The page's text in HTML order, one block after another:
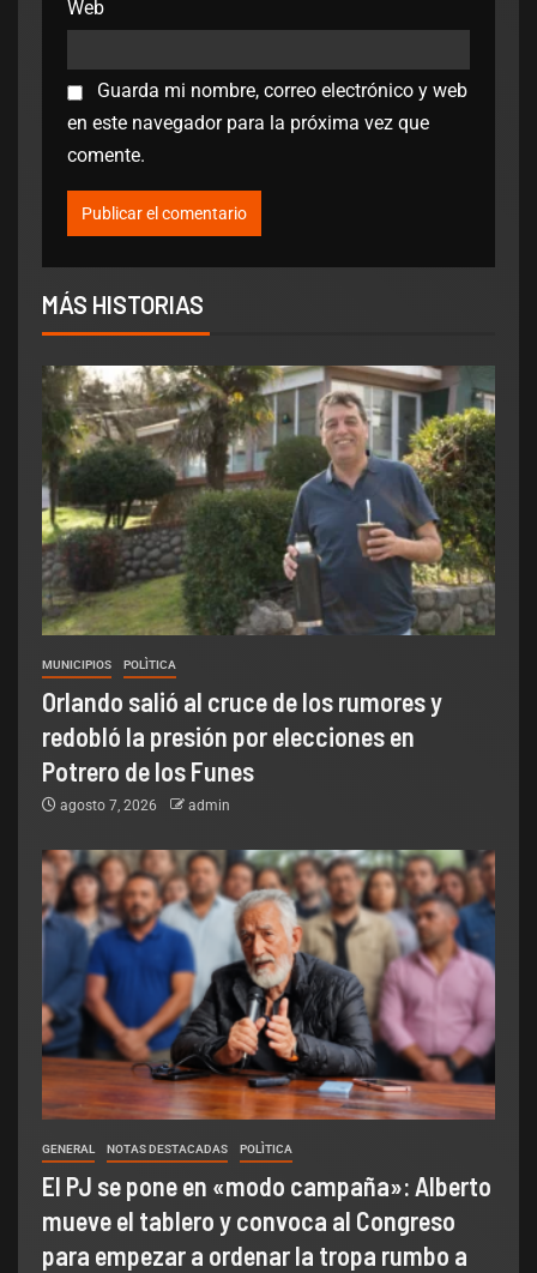
Web
Guarda mi nombre, correo electrónico y web
en este navegador para la próxima vez que
comente.
MÁS HISTORIAS
MUNICIPIOS POLÌTICA
Orlando salió al cruce de los rumores y
redobló la presión por elecciones en
Potrero de los Funes
agosto 7, 2026 admin
GENERAL NOTAS DESTACADAS POLÌTICA
El PJ se pone en «modo campaña»: Alberto
mueve el tablero y convoca al Congreso
para empezar a ordenar la tropa rumbo a